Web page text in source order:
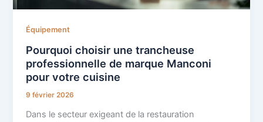
Équipement
Pourquoi choisir une trancheuse
professionnelle de marque Manconi
pour votre cuisine
9 février 2026
Dans le secteur exigeant de la restauration